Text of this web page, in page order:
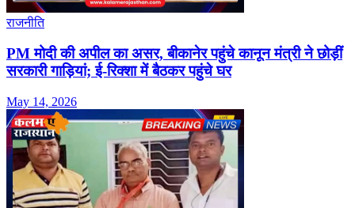
राजनीति
PM मोदी की अपील का असर, बीकानेर पहुंचे कानून मंत्री ने छोड़ीं
सरकारी गाड़ियां; ई-रिक्शा में बैठकर पहुंचे घर
May 14, 2026